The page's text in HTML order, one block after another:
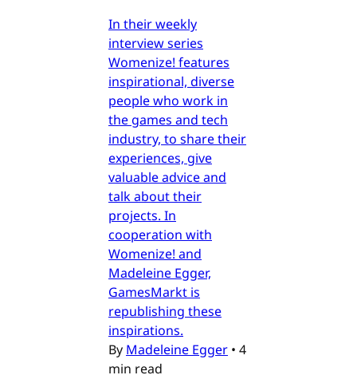
In their weekly
interview series
Womenize! features
inspirational, diverse
people who work in
the games and tech
industry, to share their
experiences, give
valuable advice and
talk about their
projects. In
cooperation with
Womenize! and
Madeleine Egger,
GamesMarkt is
republishing these
inspirations.
By Madeleine Egger • 4
min read